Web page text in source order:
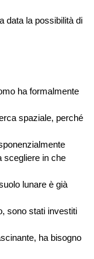
data la possibilità di
ha formalmente
spaziale, perché
scegliere in che
lunare è già
sono stati investiti
ha bisogno